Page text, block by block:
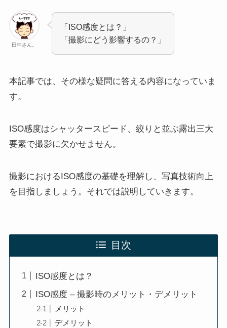
田中さん。
「ISO感度とは？」
「撮影にどう影響するの？」
本記事では、その様な疑問に答える内容になっていま
す。
ISO感度はシャッタースピード、絞りと並ぶ露出三大
要素で撮影に欠かせません。
撮影におけるISO感度の基礎を理解し、写真技術向上
を目指しましょう。それでは説明していきます。
目次
ISO感度とは？
ISO感度 – 撮影時のメリット・デメリット
メリット
デメリット